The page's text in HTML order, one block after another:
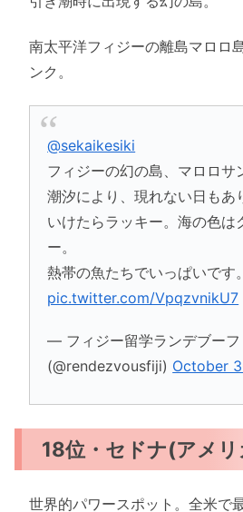
南太平洋フィジーの離島マロロ
ンク。
@sekaikesiki
フィジーの幻の島、マロロサ
潮汐により、現れない日もあ
いけたらラッキー。海の色は
ー。
熱帯の魚たちでいっぱいです。
pic.twitter.com/VpqzvnikU7
— フィジー留学ランデブーフ
(@rendezvousfiji) October
18位・セドナ(アメリ
世界的パワースポット。全米で